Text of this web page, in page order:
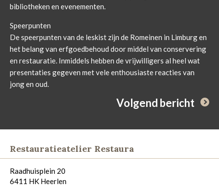
bibliotheken en evenementen.
Speerpunten
De speerpunten van de leskist zijn de Romeinen in Limburg en
het belang van erfgoedbehoud door middel van conservering
en restauratie. Inmiddels hebben de vrijwilligers al heel wat
presentaties gegeven met vele enthousiaste reacties van
jong en oud.
Volgend bericht
Restauratieatelier Restaura
Raadhuisplein 20
6411 HK Heerlen